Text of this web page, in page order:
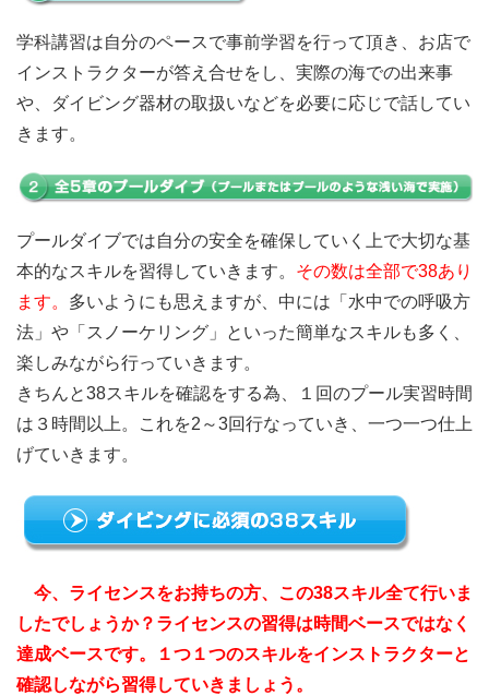
学科講習は自分のペースで事前学習を行って頂き、お店で
インストラクターが答え合せをし、実際の海での出来事
や、ダイビング器材の取扱いなどを必要に応じで話してい
きます。
プールダイブでは自分の安全を確保していく上で大切な基
本的なスキルを習得していきます。 その数は全部で38あり
ます。 多いようにも思えますが、中には「水中での呼吸方
法」や「スノーケリング」といった簡単なスキルも多く、
楽しみながら行っていきます。
きちんと38スキルを確認をする為、１回のプール実習時間
は３時間以上。これを2～3回行なっていき、一つ一つ仕上
げていきます。
今、ライセンスをお持ちの方、この38スキル全て行いま
したでしょうか？ライセンスの習得は時間ベースではなく
達成ベースです。１つ１つのスキルをインストラクターと
確認しながら習得していきましょう。